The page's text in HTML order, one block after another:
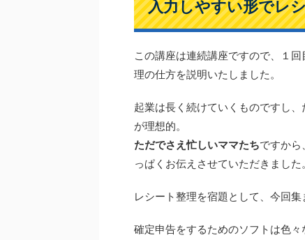
入力しやすい形でレ
この講座は連続講座ですので、１
理の仕方を説明いたしました。
起業は長く続けていくものですし
が理想的。
ただでさえ忙しいママたちですから
っぱくお伝えさせていただきました。
レシート整理を宿題として、今回
確定申告をするためのソフトは色々